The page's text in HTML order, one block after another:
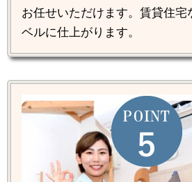
お任せいただけます。賃貸住宅
ベルに仕上がります。